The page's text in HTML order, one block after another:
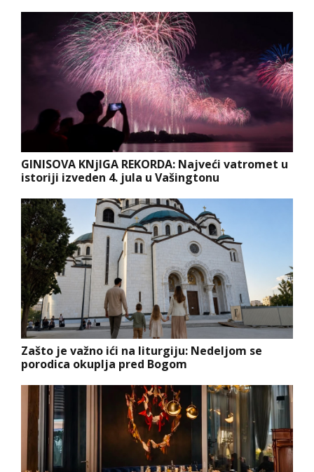
GINISOVA KNjIGA REKORDA: Najveći vatromet u
istoriji izveden 4. jula u Vašingtonu
Zašto je važno ići na liturgiju: Nedeljom se
porodica okuplja pred Bogom